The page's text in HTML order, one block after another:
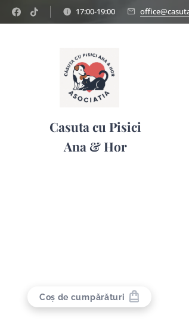
17:00-19:00
Casuta cu Pisici
Ana & Hor
Coș de cumpărături